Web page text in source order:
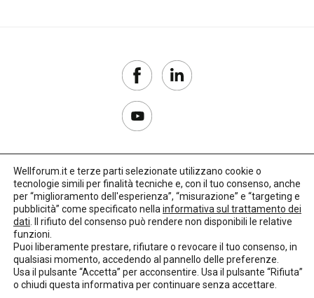
Copyright 2017–2026
Privacy Policy
Credits: LO Studio
Wellforum.it e terze parti selezionate utilizzano cookie o
tecnologie simili per finalità tecniche e, con il tuo consenso, anche
per “miglioramento dell'esperienza”, “misurazione” e “targeting e
pubblicità” come specificato nella informativa sul trattamento dei
dati . Il rifiuto del consenso può rendere non disponibili le relative
funzioni.
Puoi liberamente prestare, rifiutare o revocare il tuo consenso, in
qualsiasi momento, accedendo al pannello delle preferenze.
Usa il pulsante “Accetta” per acconsentire. Usa il pulsante “Rifiuta”
o chiudi questa informativa per continuare senza accettare.